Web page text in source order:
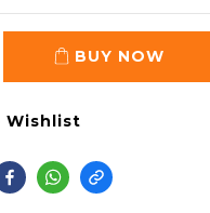
BUY NOW
Wishlist